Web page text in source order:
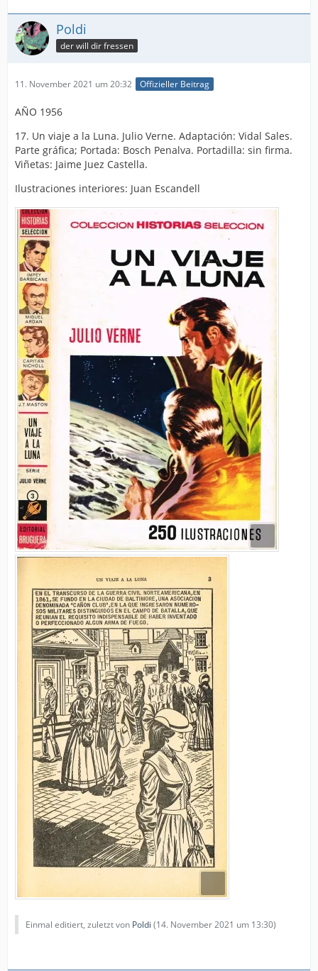
Poldi
der will dir fressen
11. November 2021 um 20:32 Offizieller Beitrag
AÑO 1956
17. Un viaje a la Luna. Julio Verne. Adaptación: Vidal Sales.
Parte gráfica; Portada: Bosch Penalva. Portadilla: sin firma.
Viñetas: Jaime Juez Castella.
Ilustraciones interiores: Juan Escandell
Einmal editiert, zuletzt von Poldi (14. November 2021 um 13:30)